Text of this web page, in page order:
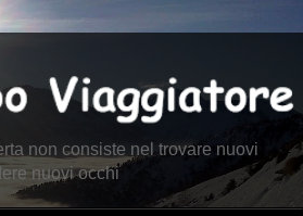
non consiste nel trovare nuovi
nuovi occhi